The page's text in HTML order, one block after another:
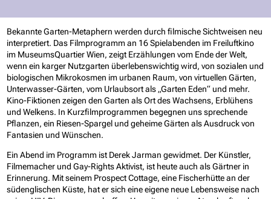
Bekannte Garten-Metaphern werden durch filmische Sichtweisen neu
interpretiert. Das Filmprogramm an 16 Spielabenden im Freiluftkino
im MuseumsQuartier Wien, zeigt Erzählungen vom Ende der Welt,
wenn ein karger Nutzgarten überlebenswichtig wird, von sozialen und
biologischen Mikrokosmen im urbanen Raum, von virtuellen Gärten,
Unterwasser-Gärten, vom Urlaubsort als „Garten Eden“ und mehr.
Kino-Fiktionen zeigen den Garten als Ort des Wachsens, Erblühens
und Welkens. In Kurzfilmprogrammen begegnen uns sprechende
Pflanzen, ein Riesen-Spargel und geheime Gärten als Ausdruck von
Fantasien und Wünschen.
Ein Abend im Programm ist Derek Jarman gewidmet. Der Künstler,
Filmemacher und Gay-Rights Aktivist, ist heute auch als Gärtner in
Erinnerung. Mit seinem Prospect Cottage, eine Fischerhütte an der
südenglischen Küste, hat er sich eine eigene neue Lebensweise nach